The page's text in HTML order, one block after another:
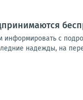
с
надежды, на